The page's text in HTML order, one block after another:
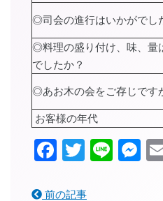
◎司会の進行はいかがでし
◎料理の盛り付け、味、量
でしたか？
◎あお木の会をご存じです
お客様の年代
Facebook
Twitter
Line
前の記事